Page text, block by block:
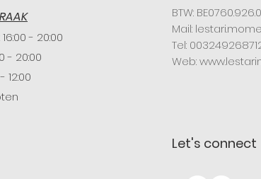
16:00 - 20:00
- 20:00
12:00
BTW:
Mail:
Tel:
Web:
Let's connect